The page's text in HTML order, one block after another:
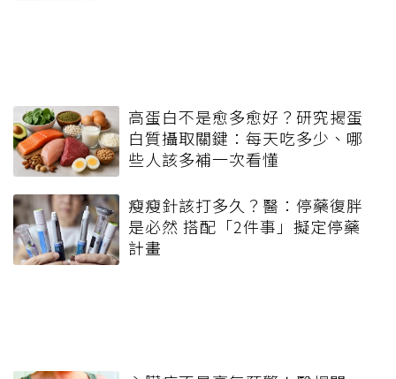
高蛋白不是愈多愈好？研究揭蛋
白質攝取關鍵：每天吃多少、哪
些人該多補一次看懂
瘦瘦針該打多久？醫：停藥復胖
是必然 搭配「2件事」擬定停藥
計畫